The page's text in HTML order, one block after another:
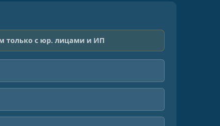
только с юр. лицами и ИП